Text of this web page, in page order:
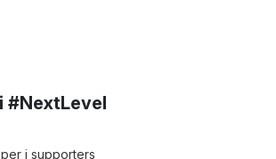
#NextLevel
per i supporters